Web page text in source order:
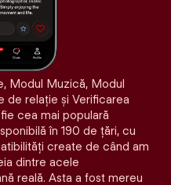
Modul Muzică, Modul
de relație și Verificarea
cea mai populară
în 190 de țări, cu
create de când am
dintre acele
reală. Asta a fost mereu